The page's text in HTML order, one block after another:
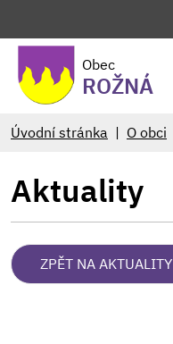
Obec
ROŽNÁ
Úvodní stránka O obci
Aktuality
ZPĚT NA AKTUALITY